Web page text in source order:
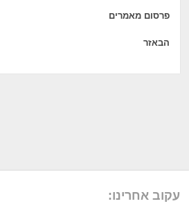
פרסום מאמרים
הבאזר
עקוב אחרינו: